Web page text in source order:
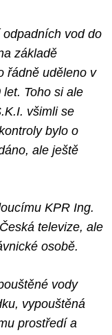
vod do
základě
řádně uděleno v
Toho si ale
všimli se
bylo o
ale ještě
KPR Ing.
televize, ale
osobě.
vody
vypouštěná
prostředí a